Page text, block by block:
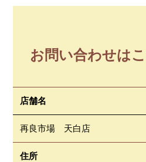
お問い合わせは
店舗名
再良市場 天白店
住所